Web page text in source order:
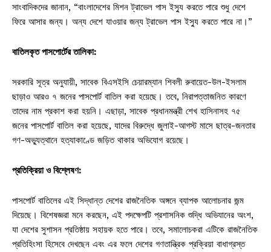
সাংবাদিকদের জানান, “বাংলাদেশের মিশন ট্রাভেল পাস ইস্যু করতে পারে শুধু দেশে
ফিরে আসার জন্য। অন্য দেশে যাওয়ার জন্য ট্রাভেল পাস ইস্যু করতে পারে না।”
বাতিলকৃত পাসপোর্টের তালিকা:
সরকারি সূত্র অনুযায়ী, সাবেক বিএসইসি চেয়ারম্যান শিবলী রুবায়েত-উল-ইসলাম
ছাড়াও আরও ৭ জনের পাসপোর্ট বাতিল করা হয়েছে। তবে, নিরাপত্তাজনিত কারণে
তাদের নাম প্রকাশ করা হয়নি। এছাড়া, সাবেক প্রধানমন্ত্রী শেখ হাসিনাসহ ৭৫
জনের পাসপোর্ট বাতিল করা হয়েছে, যাদের বিরুদ্ধে জুলাই-আগস্ট মাসে ছাত্র-জনতার
গণ-অভ্যুত্থানে হত্যাকাণ্ডে জড়িত থাকার অভিযোগ রয়েছে।
প্রতিক্রিয়া ও বিশ্লেষণ:
পাসপোর্ট বাতিলের এই সিদ্ধান্ত দেশের রাজনৈতিক অঙ্গনে ব্যাপক আলোচনার জন্ম
দিয়েছে। বিশেষজ্ঞরা মনে করছেন, এই পদক্ষেপটি প্রশাসনিক শুদ্ধি অভিযানের অংশ,
যা দেশের সুশাসন প্রতিষ্ঠায় সহায়ক হতে পারে। তবে, সমালোচকরা এটিকে রাজনৈতিক
প্রতিহিংসা হিসেবে দেখছেন এবং এর ফলে দেশের গণতান্ত্রিক প্রক্রিয়া বাধাগ্রস্ত